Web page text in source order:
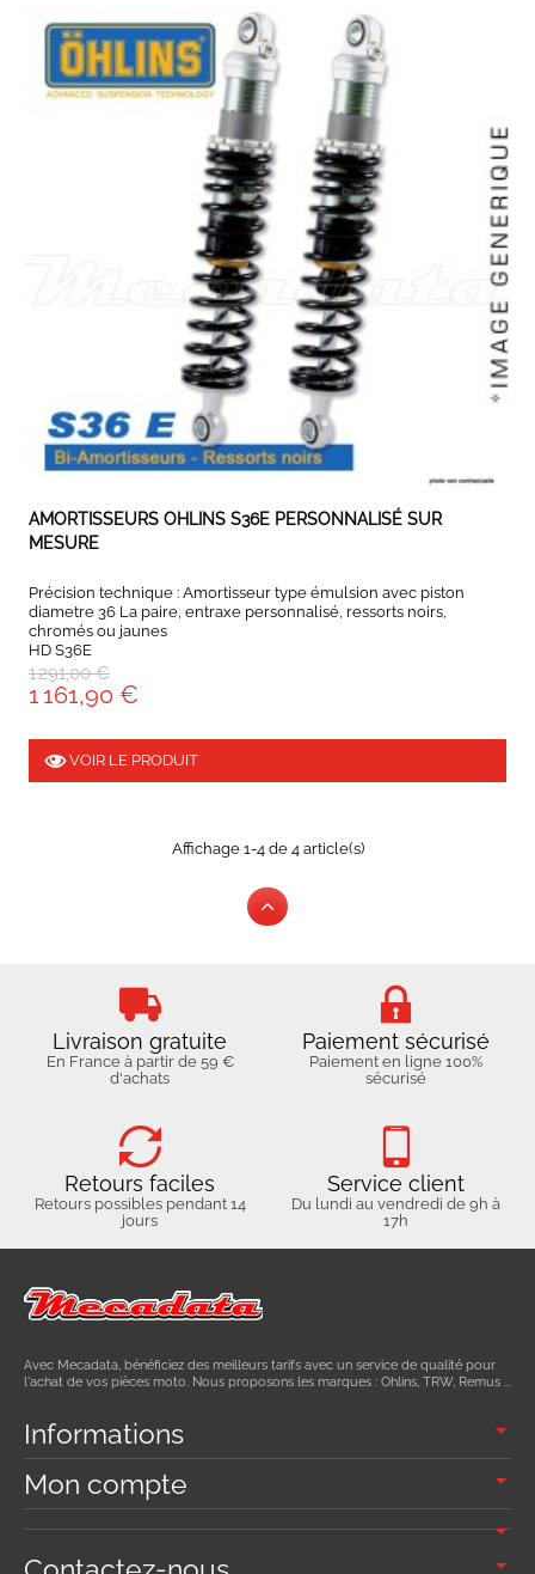
EXPEDIÉ SOUS 5 À 10 JOURS
AMORTISSEURS OHLINS S36E PERSONNALISÉ SUR
MESURE
Précision technique : Amortisseur type émulsion avec piston
diametre 36 La paire, entraxe personnalisé, ressorts noirs,
chromés ou jaunes
HD S36E
1 291,00 €
1 161,90 €
VOIR LE PRODUIT
Affichage 1-4 de 4 article(s)
Livraison gratuite
En France à partir de 59 €
d'achats
Paiement sécurisé
Paiement en ligne 100%
sécurisé
Retours faciles
Retours possibles pendant 14
jours
Service client
Du lundi au vendredi de 9h à
17h
Avec Mecadata, bénéficiez des meilleurs tarifs avec un service de qualité pour
l'achat de vos pièces moto. Nous proposons les marques : Ohlins, TRW, Remus ...
Informations
Mon compte